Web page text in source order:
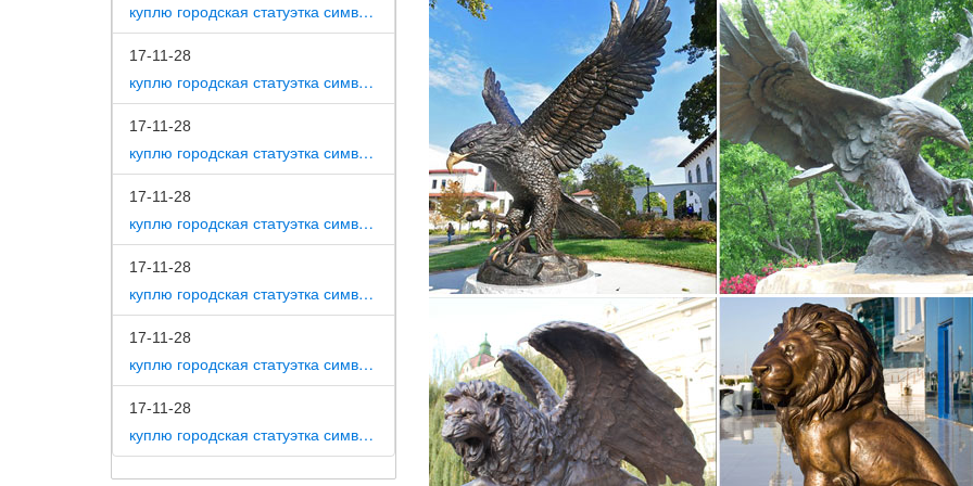
куплю городская статуэтка символ собака как вид изобразительного искусства
17-11-28
куплю городская статуэтка символ собака на постаменте
17-11-28
куплю городская статуэтка символ собака в романской скульптуре
17-11-28
куплю городская статуэтка символ собака в царском селе
17-11-28
куплю городская статуэтка символ собака в движении 7 класс
17-11-28
куплю городская статуэтка символ собака в скульптуре древней греции
17-11-28
куплю городская статуэтка символ собака в школе искусств
Книга: "Фигурки животных из природных материалов…"
Цена 219 руб. Отложить Мы сообщим вам о поступлении!Иллюстрации к
природных материалов.
Купить Собаки Из дерева в интернет магазине на Ярмарке…
Цена. от $0 руб до $2085 руб. Только со скидкой. 1. Оплата. Материалы.
деревянные фигурки. собака из дерева. вальдорфская игрушка.
Собаки из полистоуна символ 2018 года купить оптом в Москве…
Собаки из фарфора и керамики (18).Артикул: 599-795. 0 отзывов.
года Собака полистоун семья (1750) на деньгах 144 шт/кор.
Собака из яшмы – символ 2018 года | "Талисман Удачи" магазин…
Материал: яшма. Артикул: tu3188. Цена: 450.00руб.Какой символ 2018 года,
Собачки из натурального камня или фарфоровая, или фигурка, сделанная
сувениры в виде животных и птиц, фигурки животных, фигурки…
Фигурка животного может отражать знак зодиака, символ года, аУ нас вы
морские животные, оленьФигурки животных могут быть в виде брелока,